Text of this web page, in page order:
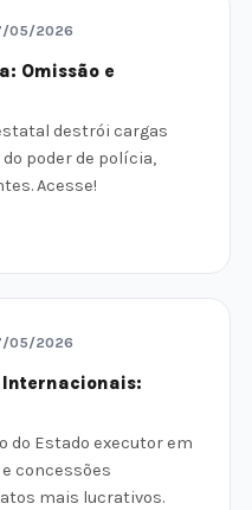
05/2026
Omissão e
destrói cargas
poder de polícia,
Acesse!
05/2026
do Estado executor em
concessões
mais lucrativos.